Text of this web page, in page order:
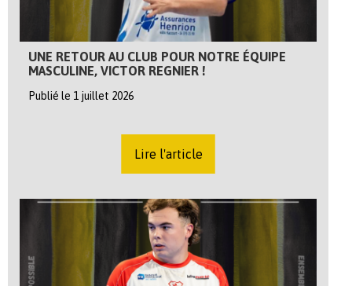
UNE RETOUR AU CLUB POUR NOTRE ÉQUIPE
MASCULINE, VICTOR REGNIER !
Publié le 1 juillet 2026
Lire l'article